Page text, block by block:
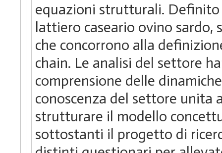
equazioni strutturali. Definito
lattiero caseario ovino
che concorrono alla
chain. Le analisi del settore
comprensione delle
conoscenza del settore unita
strutturare il modello
sottostanti il progetto di